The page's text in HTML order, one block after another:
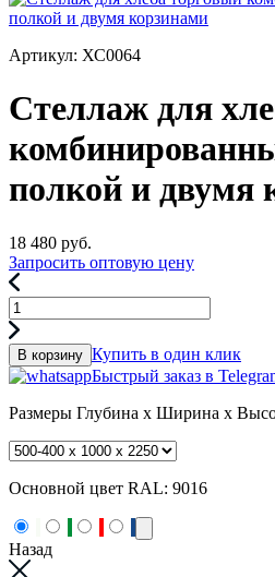
Артикул: ХС0064
Стеллаж для
полкой и двумя
18 480 руб.
Запросить оптовую цену
В корзину Купить в один клик
Быстрый заказ в
Размеры Глубина x Ширина x
Основной цвет RAL: 9016
Назад